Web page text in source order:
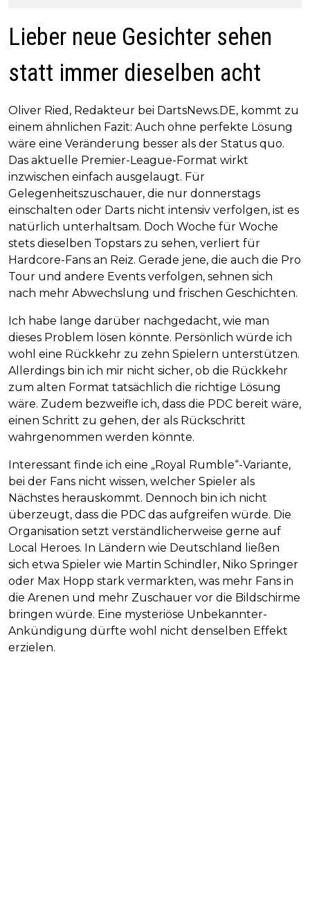
Lieber neue Gesichter sehen
statt immer dieselben acht
Oliver Ried, Redakteur bei DartsNews.DE, kommt zu
einem ähnlichen Fazit: Auch ohne perfekte Lösung
wäre eine Veränderung besser als der Status quo.
Das aktuelle Premier-League-Format wirkt
inzwischen einfach ausgelaugt. Für
Gelegenheitszuschauer, die nur donnerstags
einschalten oder Darts nicht intensiv verfolgen, ist es
natürlich unterhaltsam. Doch Woche für Woche
stets dieselben Topstars zu sehen, verliert für
Hardcore-Fans an Reiz. Gerade jene, die auch die Pro
Tour und andere Events verfolgen, sehnen sich
nach mehr Abwechslung und frischen Geschichten.
Ich habe lange darüber nachgedacht, wie man
dieses Problem lösen könnte. Persönlich würde ich
wohl eine Rückkehr zu zehn Spielern unterstützen.
Allerdings bin ich mir nicht sicher, ob die Rückkehr
zum alten Format tatsächlich die richtige Lösung
wäre. Zudem bezweifle ich, dass die PDC bereit wäre,
einen Schritt zu gehen, der als Rückschritt
wahrgenommen werden könnte.
Interessant finde ich eine „Royal Rumble“-Variante,
bei der Fans nicht wissen, welcher Spieler als
Nächstes herauskommt. Dennoch bin ich nicht
überzeugt, dass die PDC das aufgreifen würde. Die
Organisation setzt verständlicherweise gerne auf
Local Heroes. In Ländern wie Deutschland ließen
sich etwa Spieler wie Martin Schindler, Niko Springer
oder Max Hopp stark vermarkten, was mehr Fans in
die Arenen und mehr Zuschauer vor die Bildschirme
bringen würde. Eine mysteriöse Unbekannter-
Ankündigung dürfte wohl nicht denselben Effekt
erzielen.